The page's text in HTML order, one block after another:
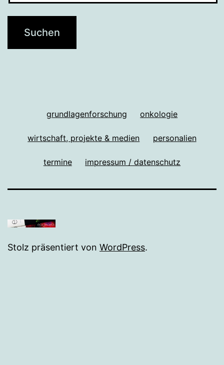
grundlagenforschung onkologie
wirtschaft, projekte & medien personalien
termine impressum / datenschutz
Stolz präsentiert von WordPress.